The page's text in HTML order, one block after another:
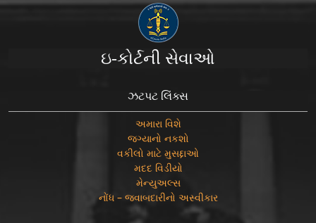
ઇ-કોર્ટની સેવાઓ
ઝટપટ લિંક્સ
અમારા વિશે
જગ્યાનો નકશો
વકીલો માટે મુસદ્દાઓ
મદદ વિડીયો
મેન્યુઅલ્સ
નોંધ – જવાબદારીનો અસ્વીકાર